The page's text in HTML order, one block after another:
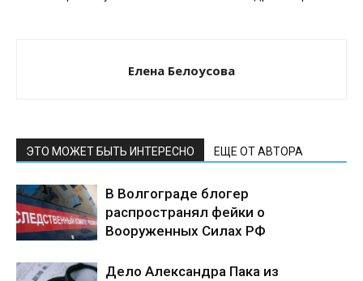
Елена Белоусова
ЭТО МОЖЕТ БЫТЬ ИНТЕРЕСНО ЕЩЕ ОТ АВТОРА
В Волгограде блогер
распространял фейки о
Вооруженных Силах РФ
Дело Александра Пака из